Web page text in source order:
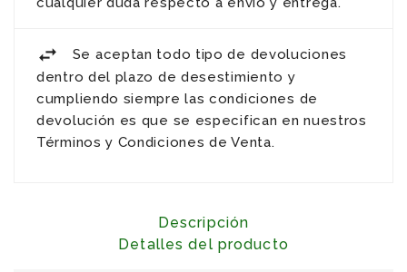
Se aceptan todo tipo de devoluciones
dentro del plazo de desestimiento y
cumpliendo siempre las condiciones de
devolución es que se especifican en nuestros
Términos y Condiciones de Venta.
Descripción
Detalles del producto